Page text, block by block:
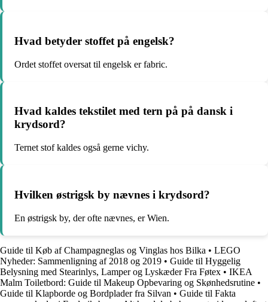
Hvad betyder stoffet på engelsk?
Ordet stoffet oversat til engelsk er fabric.
Hvad kaldes tekstilet med tern på på dansk i
krydsord?
Ternet stof kaldes også gerne vichy.
Hvilken østrigsk by nævnes i krydsord?
En østrigsk by, der ofte nævnes, er Wien.
Guide til Køb af Champagneglas og Vinglas hos Bilka • LEGO
Nyheder: Sammenligning af 2018 og 2019 • Guide til Hyggelig
Belysning med Stearinlys, Lamper og Lyskæder Fra Føtex • IKEA
Malm Toiletbord: Guide til Makeup Opbevaring og Skønhedsrutine •
Guide til Klapborde og Bordplader fra Silvan • Guide til Fakta